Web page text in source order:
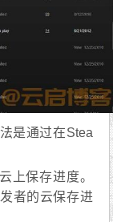
是通过在Stea
上保存进度。
者的云保存进